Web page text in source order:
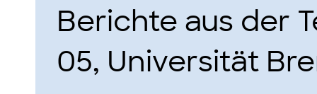
Berichte aus der
05, Universität